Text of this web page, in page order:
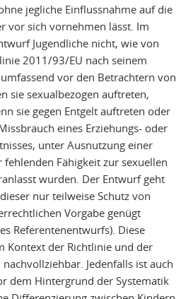
jegliche Einflussnahme auf die
vor sich vornehmen lässt. Im
Jugendliche nicht, wie von
2011/93/EU nach seinem
vor den Betrachtern von
sie sexualbezogen auftreten,
sie gegen Entgelt auftreten oder
eines Erziehungs- oder
unter Ausnutzung einer
Fähigkeit zur sexuellen
wurden. Der Entwurf geht
nur teilweise Schutz von
Vorgabe genügt
Referentenentwurfs). Diese
Kontext der Richtlinie und der
Jedenfalls ist auch
dem Hintergrund der Systematik